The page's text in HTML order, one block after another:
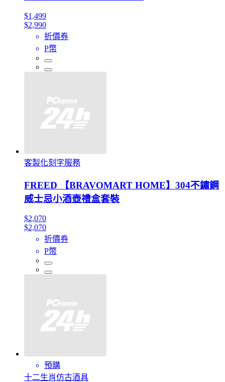
$1,499
$2,990
折價券
P幣
客製化刻字服務
FREED 【BRAVOMART HOME】304不鏽鋼
威士忌小酒壺禮盒套裝
$2,070
$2,070
折價券
P幣
預購
十二生肖仿古酒具